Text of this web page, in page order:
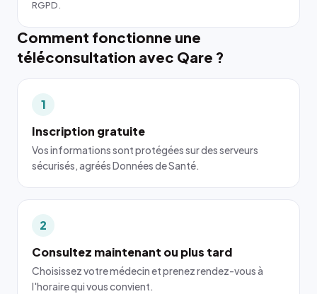
RGPD.
Comment fonctionne une
téléconsultation avec Qare ?
1
Inscription gratuite
Vos informations sont protégées sur des serveurs
sécurisés, agréés Données de Santé.
2
Consultez maintenant ou plus tard
Choisissez votre médecin et prenez rendez-vous à
l'horaire qui vous convient.